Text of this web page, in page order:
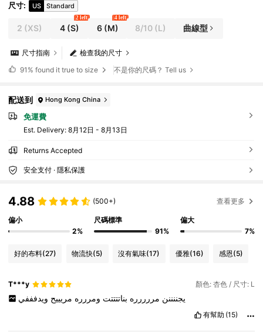
尺寸: US Standard
2 (XS) 4(S)
2 left
6(M)
4 left
8/10 (L) 曲線型
檢查我的尺寸
尺寸指南
91% found it true to size 不是你的尺碼？ Tell us
配送到 Hong Kong China
免運費
​Est. Delivery: 8月12日 - 8月13日
Returns Accepted
安全支付 · 隱私保護
4.88 (500+) 查看更多
偏小
2%
尺碼標準
91%
偏大
7%
好的布料(27) 物流快(5) 沒有氣味(17) 優雅(16) 感恩 (5)
T***y 顏色: 杏色 / 尺寸: L
يجننننن مررررره بناتتتتت ومررره مريييح ويدفففي
有幫助 (15)